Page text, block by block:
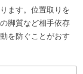
ます。位置取りを
脚質など相手依存
を防ぐことがおす